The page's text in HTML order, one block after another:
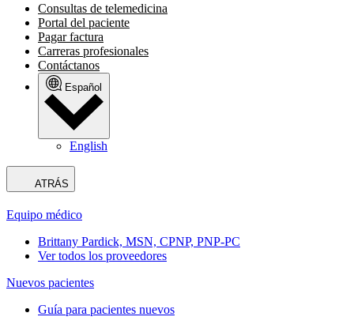
Consultas de telemedicina
Portal del paciente
Pagar factura
Carreras profesionales
Contáctanos
Español
English
ATRÁS
Equipo médico
Brittany Pardick, MSN, CPNP, PNP-PC
Ver todos los proveedores
Nuevos pacientes
Guía para pacientes nuevos